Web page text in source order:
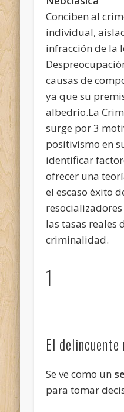
Conciben al
individual,
infracción de la
causas de
ya que su
albedrío.La
surge por 3
positivismo en
identificar
ofrecer una
el escaso éxito
las tasas reales
criminalidad.
1
El
Se ve como un
para tomar